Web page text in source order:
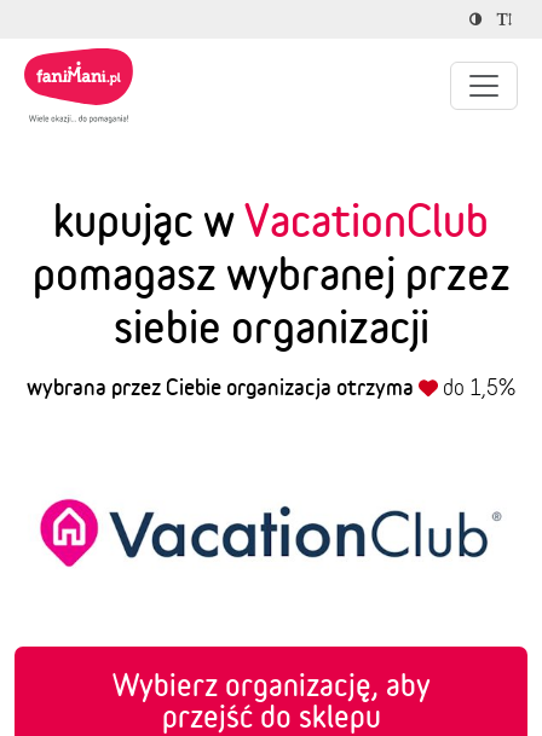
kupując wVacationClub
pomagasz wybranej przez
siebie organizacji
wybrana przez Ciebie organizacja otrzyma do 1,5%
Wybierz organizację, aby
przejść do sklepu